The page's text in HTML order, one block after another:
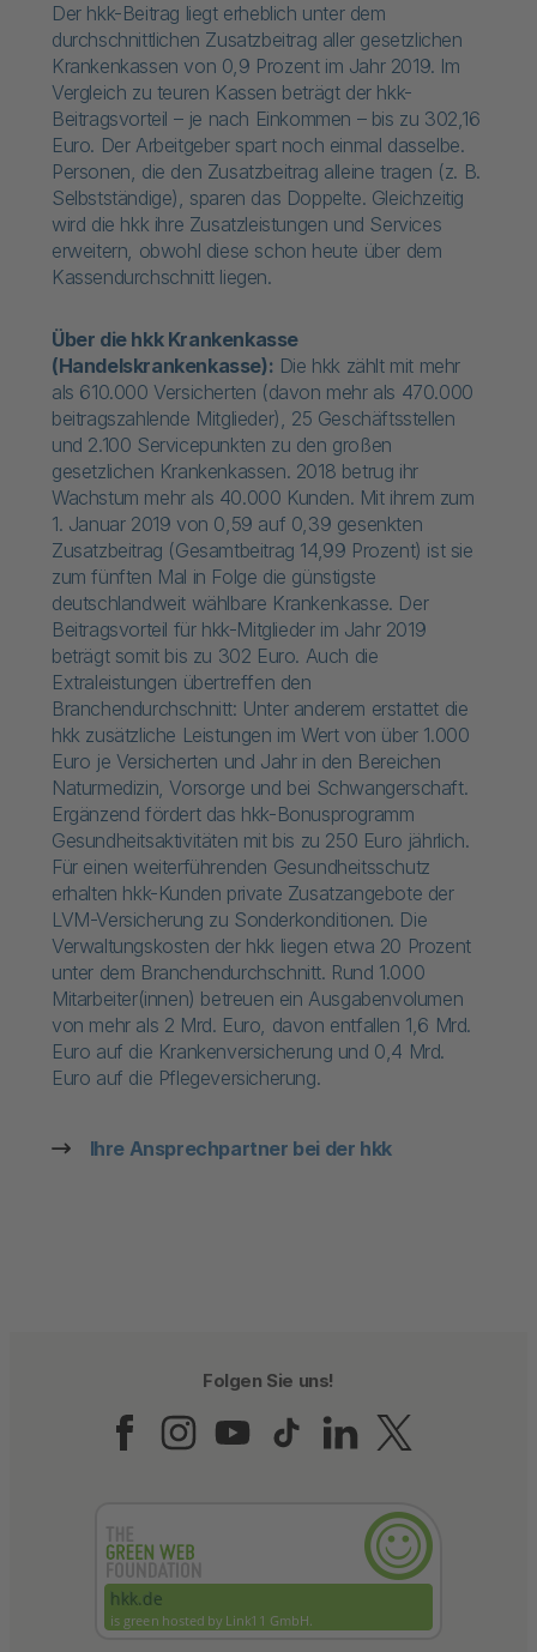
Der hkk-Beitrag liegt erheblich unter dem
durchschnittlichen Zusatzbeitrag aller gesetzlichen
Krankenkassen von 0,9 Prozent im Jahr 2019. Im
Vergleich zu teuren Kassen beträgt der hkk-
Beitragsvorteil – je nach Einkommen – bis zu 302,16
Euro. Der Arbeitgeber spart noch einmal dasselbe.
Personen, die den Zusatzbeitrag alleine tragen (z. B.
Selbstständige), sparen das Doppelte. Gleichzeitig
wird die hkk ihre Zusatzleistungen und Services
erweitern, obwohl diese schon heute über dem
Kassendurchschnitt liegen.
Über die hkk Krankenkasse
(Handelskrankenkasse): Die hkk zählt mit mehr
als 610.000 Versicherten (davon mehr als 470.000
beitragszahlende Mitglieder), 25 Geschäftsstellen
und 2.100 Servicepunkten zu den großen
gesetzlichen Krankenkassen. 2018 betrug ihr
Wachstum mehr als 40.000 Kunden. Mit ihrem zum
1. Januar 2019 von 0,59 auf 0,39 gesenkten
Zusatzbeitrag (Gesamtbeitrag 14,99 Prozent) ist sie
zum fünften Mal in Folge die günstigste
deutschlandweit wählbare Krankenkasse. Der
Beitragsvorteil für hkk-Mitglieder im Jahr 2019
beträgt somit bis zu 302 Euro. Auch die
Extraleistungen übertreffen den
Branchendurchschnitt: Unter anderem erstattet die
hkk zusätzliche Leistungen im Wert von über 1.000
Euro je Versicherten und Jahr in den Bereichen
Naturmedizin, Vorsorge und bei Schwangerschaft.
Ergänzend fördert das hkk-Bonusprogramm
Gesundheitsaktivitäten mit bis zu 250 Euro jährlich.
Für einen weiterführenden Gesundheitsschutz
erhalten hkk-Kunden private Zusatzangebote der
LVM-Versicherung zu Sonderkonditionen. Die
Verwaltungskosten der hkk liegen etwa 20 Prozent
unter dem Branchendurchschnitt. Rund 1.000
Mitarbeiter(innen) betreuen ein Ausgabenvolumen
von mehr als 2 Mrd. Euro, davon entfallen 1,6 Mrd.
Euro auf die Krankenversicherung und 0,4 Mrd.
Euro auf die Pflegeversicherung.
Ihre Ansprechpartner bei der hkk
Folgen Sie uns!
Folgen Sie uns auf
Folgen Sie uns auf
Folgen Sie uns
Folgen Sie
Folgen